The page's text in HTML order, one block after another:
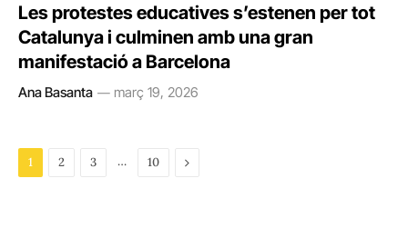
Les protestes educatives s’estenen per tot
Catalunya i culminen amb una gran
manifestació a Barcelona
Ana Basanta març 19, 2026
1 2 3 … 10 Next